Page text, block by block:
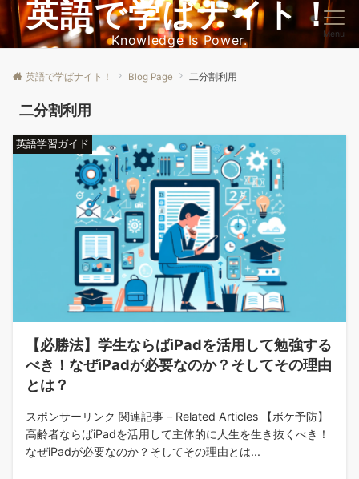
英語で学ばナイト！
Knowledge Is Power. Menu
英語で学ばナイト！ Blog Page 二分割利用
二分割利用
英語学習ガイド
【必勝法】学生ならばiPadを活用して勉強する
べき！なぜiPadが必要なのか？そしてその理由
とは？
スポンサーリンク 関連記事 – Related Articles 【ボケ予防】
高齢者ならばiPadを活用して主体的に人生を生き抜くべき！
なぜiPadが必要なのか？そしてその理由とは...